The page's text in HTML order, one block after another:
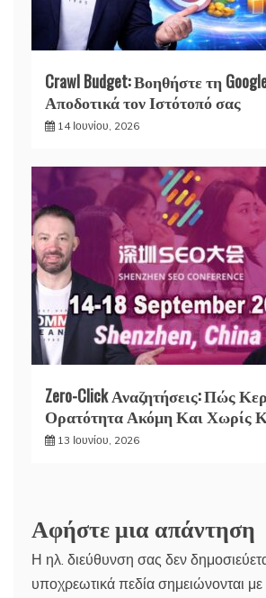
Crawl Budget: Βοηθήστε τη
Αποδοτικά τον Ιστότοπό σας
14 Ιουνίου, 2026
Zero-Click Αναζητήσεις: Πώς
Ορατότητα Ακόμη Και Χωρίς
13 Ιουνίου, 2026
Αφήστε μια απάντηση
Η ηλ. διεύθυνση σας δεν
υποχρεωτικά πεδία σημειώνονται με